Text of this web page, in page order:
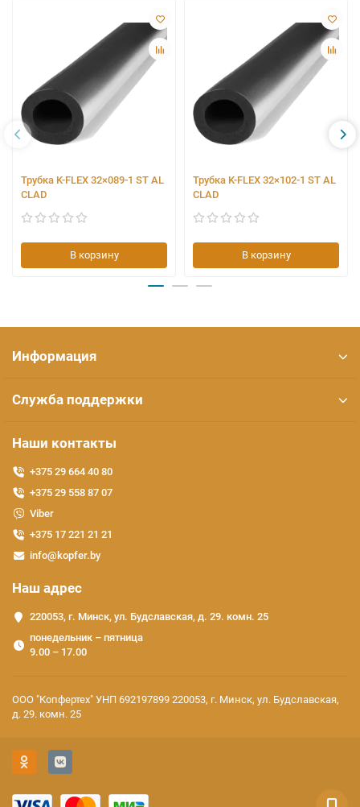
Трубка K-FLEX 32×089-1 ST AL
CLAD
В корзину
Трубка K-FLEX 32×102-1 ST AL
CLAD
В корзину
Информация
Служба поддержки
Наши контакты
+375 29 664 40 80
+375 29 558 87 07
Viber
+375 17 221 21 21
info@kopfer.by
Наш адрес
220053, г. Минск, ул. Будславская, д. 29. комн. 25
понедельник – пятница
9.00 – 17.00
ООО "Копфертех" УНП 692197899 220053, г. Минск, ул. Будславская,
д. 29. комн. 25